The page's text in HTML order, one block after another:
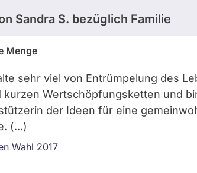
Sandra S. bezüglich Familie
Menge
sehr viel von Entrümpelung des
kurzen Wertschöpfungsketten und
der Ideen für eine
(...)
Wahl 2017